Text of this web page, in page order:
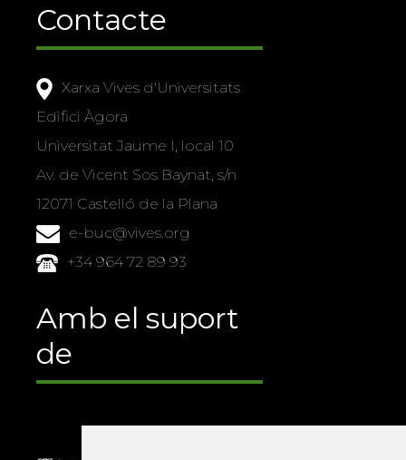
Contacte
Xarxa Vives d'Universitats
Edifici Àgora
Universitat Jaume I, local 10
Av. de Vicent Sos Baynat, s/n
12071 Castelló de la Plana
e-buc@vives.org
+34 964 72 89 93
Amb el suport
de